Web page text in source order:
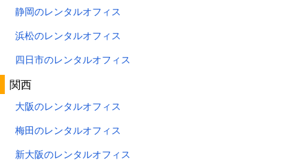
静岡のレンタルオフィス
浜松のレンタルオフィス
四日市のレンタルオフィス
関西
大阪のレンタルオフィス
梅田のレンタルオフィス
新大阪のレンタルオフィス